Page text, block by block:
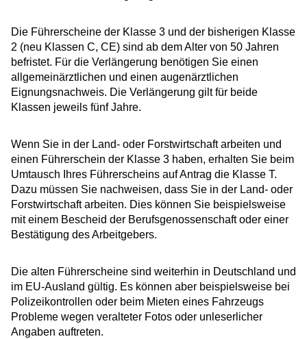
Die Führerscheine der Klasse 3 und der bisherigen Klasse
2 (neu Klassen C, CE) sind ab dem Alter von 50 Jahren
befristet. Für die Verlängerung benötigen Sie einen
allgemeinärztlichen und einen augenärztlichen
Eignungsnachweis. Die Verlängerung gilt für beide
Klassen jeweils fünf Jahre.
Wenn Sie in der Land- oder Forstwirtschaft arbeiten und
einen Führerschein der Klasse 3 haben, erhalten Sie beim
Umtausch Ihres Führerscheins auf Antrag die Klasse T.
Dazu müssen Sie nachweisen, dass Sie in der Land- oder
Forstwirtschaft arbeiten. Dies können Sie beispielsweise
mit einem Bescheid der Berufsgenossenschaft oder einer
Bestätigung des Arbeitgebers.
Die alten Führerscheine sind weiterhin in Deutschland und
im EU-Ausland gültig. Es können aber beispielsweise bei
Polizeikontrollen oder beim Mieten eines Fahrzeugs
Probleme wegen veralteter Fotos oder unleserlicher
Angaben auftreten.